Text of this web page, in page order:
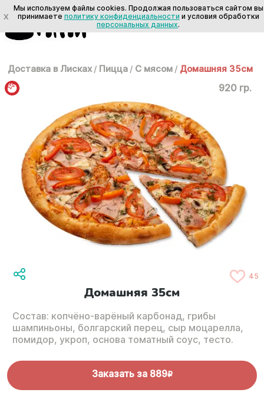
Доставка в Лисках / Пицца / С мясом / Домашняя 35см
920 гр.
45
Домашняя 35см
Состав: копчёно-варёный карбонад, грибы
шампиньоны, болгарский перец, сыр моцарелла,
помидор, укроп, основа томатный соус, тесто.
Заказать за 889R
X
Мы используем файлы cookies. Продолжая пользоваться сайтом вы
принимаете политику конфиденциальности и условия обработки
персональных данных.